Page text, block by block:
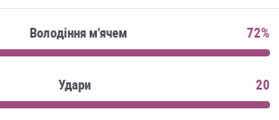
Володіння м'ячем 72%
Удари 20